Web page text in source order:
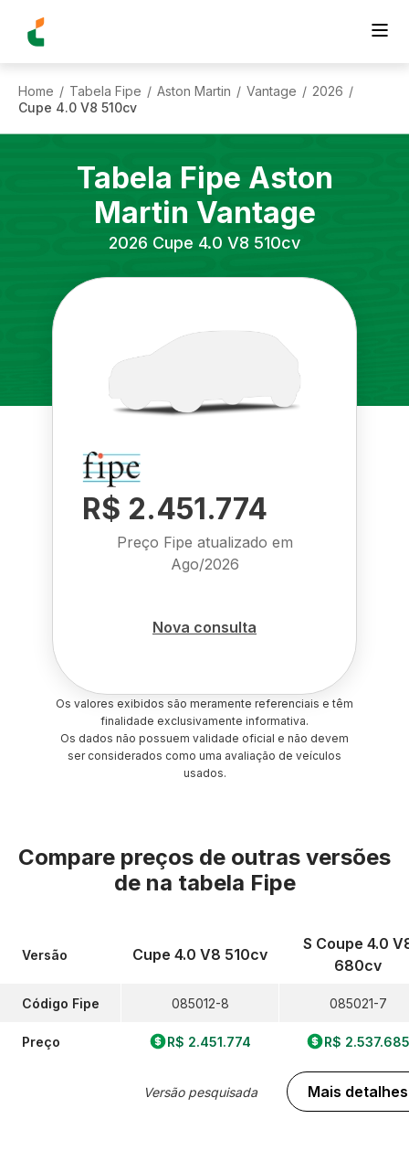
Home / Tabela Fipe / Aston Martin / Vantage / 2026 /
Cupe 4.0 V8 510cv
Tabela Fipe Aston
Martin Vantage
2026 Cupe 4.0 V8 510cv
R$ 2.451.774
Preço Fipe atualizado em
Ago/2026
Nova consulta
Os valores exibidos são meramente referenciais e têm
finalidade exclusivamente informativa.
Os dados não possuem validade oficial e não devem
ser considerados como uma avaliação de veículos
usados.
Compare preços de outras versões
de na tabela Fipe
Versão
Código Fipe
Preço
Cupe 4.0 V8 510cv
085012-8
R$ 2.451.774
Versão pesquisada
S Coupe 4.0
680cv
085021-7
R$ 2.537.685
Mais detalhes